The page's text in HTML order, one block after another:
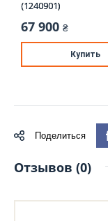
(1240901)
67 900 ₴
Купить
Поделиться
Отзывов (0)